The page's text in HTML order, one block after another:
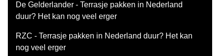
De Gelderlander - Terrasje pakken in Nederland
duur? Het kan nog veel erger
RZC - Terrasje pakken in Nederland duur? Het kan
nog veel erger